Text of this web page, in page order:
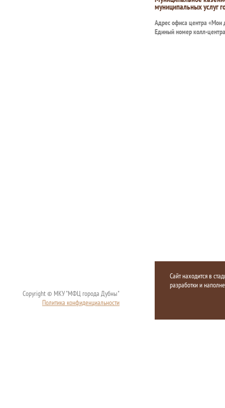
муниципальных услуг
Адрес офиса центра «Мои
Единый номер колл-
Copyright © МКУ "МФЦ города Дубны"
Политика конфиденциальности
Сайт находится в
разработки и